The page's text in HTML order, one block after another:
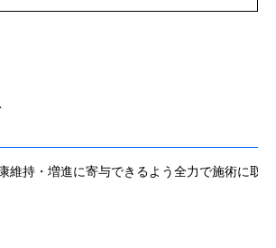
維持・増進に寄与できるよう全力で施術に取